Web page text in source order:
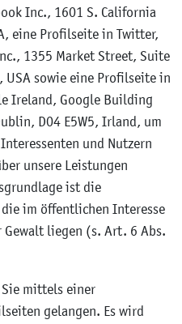
Inc., 1601 S. California
eine Profilseite in Twitter,
1355 Market Street, Suite
USA sowie eine Profilseite in
Ireland, Google Building
D04 E5W5, Irland, um
und Nutzern
unsere Leistungen
ist die
im öffentlichen Interesse
liegen (s. Art. 6 Abs.
Sie mittels einer
gelangen. Es wird